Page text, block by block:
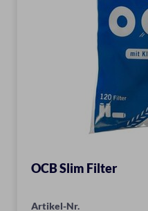
OCB Slim Filter
Artikel-Nr.